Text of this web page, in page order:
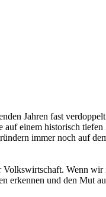
Jahren fast
auf einem historisch
immer noch auf
Volkswirtschaft. Wenn
erkennen und den Mut